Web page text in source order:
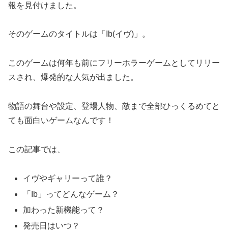
報を見付けました。
そのゲームのタイトルは「Ib(イヴ)」。
このゲームは何年も前にフリーホラーゲームとしてリリー
スされ、爆発的な人気が出ました。
物語の舞台や設定、登場人物、敵まで全部ひっくるめてと
ても面白いゲームなんです！
この記事では、
イヴやギャリーって誰？
「Ib」ってどんなゲーム？
加わった新機能って？
発売日はいつ？